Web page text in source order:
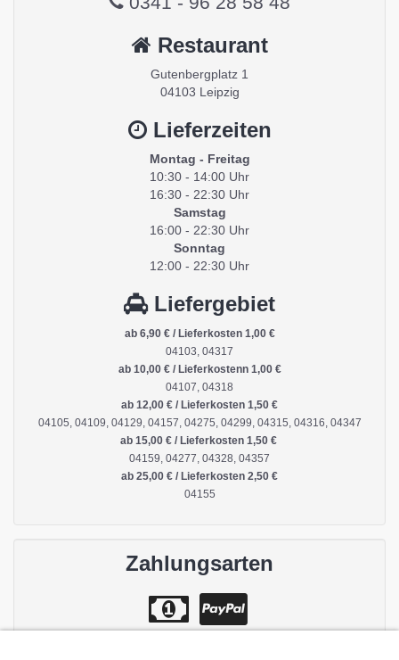
Restaurant
Gutenbergplatz 1
04103 Leipzig
Lieferzeiten
Montag - Freitag
10:30 - 14:00 Uhr
16:30 - 22:30 Uhr
Samstag
16:00 - 22:30 Uhr
Sonntag
12:00 - 22:30 Uhr
Liefergebiet
ab 6,90 € / Lieferkosten 1,00 €
04103, 04317
ab 10,00 € / Lieferkostenn 1,00 €
04107, 04318
ab 12,00 € / Lieferkosten 1,50 €
04105, 04109, 04129, 04157, 04275, 04299, 04315, 04316, 04347
ab 15,00 € / Lieferkosten 1,50 €
04159, 04277, 04328, 04357
ab 25,00 € / Lieferkosten 2,50 €
04155
Zahlungsarten